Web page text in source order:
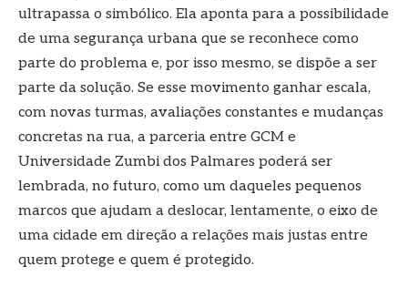
ultrapassa o simbólico. Ela aponta para a possibilidade
de uma segurança urbana que se reconhece como
parte do problema e, por isso mesmo, se dispõe a ser
parte da solução. Se esse movimento ganhar escala,
com novas turmas, avaliações constantes e mudanças
concretas na rua, a parceria entre GCM e
Universidade Zumbi dos Palmares poderá ser
lembrada, no futuro, como um daqueles pequenos
marcos que ajudam a deslocar, lentamente, o eixo de
uma cidade em direção a relações mais justas entre
quem protege e quem é protegido.